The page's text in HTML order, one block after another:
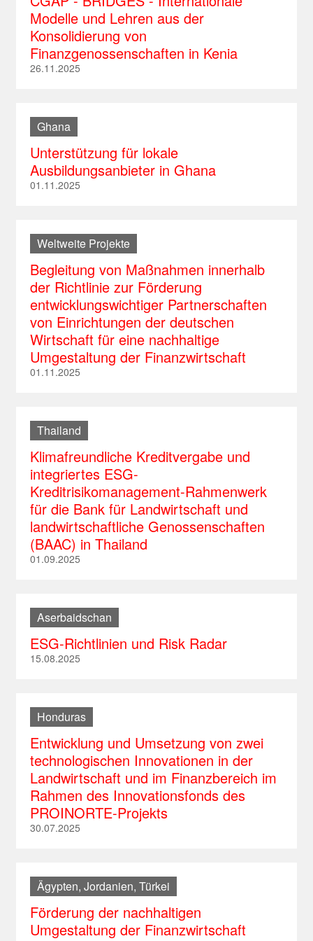
Südafrika
Tansania
Togo
Peru
St. Lucia
St. Kitts und Nevis
Trinidad und Tobago
Vietnam
Russland
Slowakei
Tschechische Republik
Türkei
Ukraine
Modelle und Lehren aus der
Konsolidierung von
Finanzgenossenschaften in Kenia
26.11.2025
Ghana
Unterstützung für lokale
Ausbildungsanbieter in Ghana
01.11.2025
Weltweite Projekte
Begleitung von Maßnahmen innerhalb
der Richtlinie zur Förderung
entwicklungswichtiger Partnerschaften
von Einrichtungen der deutschen
Wirtschaft für eine nachhaltige
Umgestaltung der Finanzwirtschaft
01.11.2025
Thailand
Klimafreundliche Kreditvergabe und
integriertes ESG-
Kreditrisikomanagement-Rahmenwerk
für die Bank für Landwirtschaft und
landwirtschaftliche Genossenschaften
(BAAC) in Thailand
01.09.2025
Aserbaidschan
ESG-Richtlinien und Risk Radar
15.08.2025
Honduras
Entwicklung und Umsetzung von zwei
technologischen Innovationen in der
Landwirtschaft und im Finanzbereich im
Rahmen des Innovationsfonds des
PROINORTE-Projekts
30.07.2025
Ägypten, Jordanien, Türkei
Förderung der nachhaltigen
Umgestaltung der Finanzwirtschaft